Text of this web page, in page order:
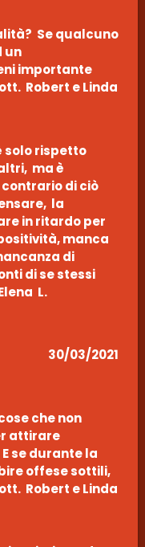
Se qualcuno
un
importante
Robert e Linda
solo rispetto
ma è
di ciò
la
in ritardo per
manca
di
di se stessi
L.
30/03/2021
che non
attirare
se durante la
offese sottili,
Robert e Linda